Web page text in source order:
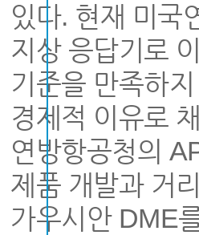
있다. 현재 미국
지상 응답기로
기준을 만족하
경제적 이유로
연방항공청의
제품 개발과 거
가우시안 DME